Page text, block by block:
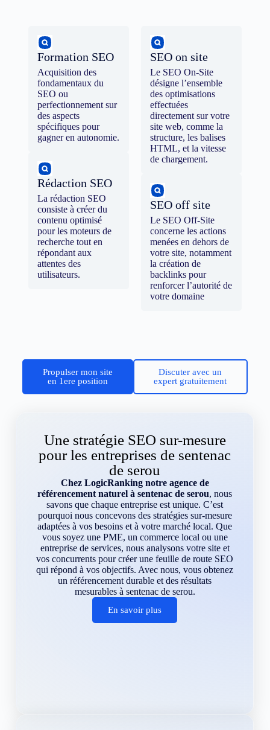
Formation SEO
Acquisition des
fondamentaux du
SEO ou
perfectionnement sur
des aspects
spécifiques pour
gagner en autonomie.
Rédaction SEO
La rédaction SEO
consiste à créer du
contenu optimisé
pour les moteurs de
recherche tout en
répondant aux
attentes des
utilisateurs.
SEO on site
Le SEO On-Site
désigne l’ensemble
des optimisations
effectuées
directement sur votre
site web, comme la
structure, les balises
HTML, et la vitesse
de chargement.
SEO off site
Le SEO Off-Site
concerne les actions
menées en dehors de
votre site, notamment
la création de
backlinks pour
renforcer l’autorité de
votre domaine
Propulser mon site
en 1ere position
Discuter avec un
expert gratuitement
Une stratégie SEO sur-mesure
pour les entreprises de sentenac
de serou
Chez LogicRanking notre agence de
référencement naturel à sentenac de serou, nous
savons que chaque entreprise est unique. C’est
pourquoi nous concevons des stratégies sur-mesure
adaptées à vos besoins et à votre marché local. Que
vous soyez une PME, un commerce local ou une
entreprise de services, nous analysons votre site et
vos concurrents pour créer une feuille de route SEO
qui répond à vos objectifs. Avec nous, vous obtenez
un référencement durable et des résultats
mesurables à sentenac de serou.
En savoir plus